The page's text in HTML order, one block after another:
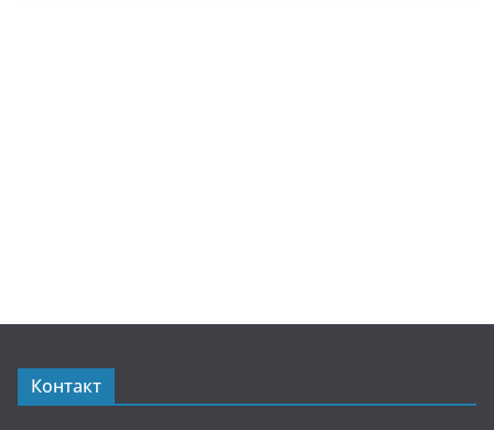
Контакт